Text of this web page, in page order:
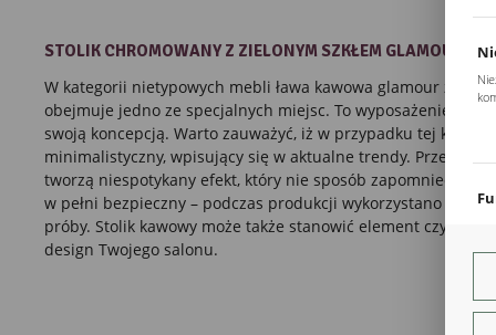
STOLIK CHROMOWANY Z ZIELONYM SZKŁEMGLAMOUR
W kategorii nietypowych mebli ława kawowa glamour z
obejmuje jedno ze specjalnych miejsc. To wyposażenie
swoją koncepcją. Warto zauważyć, iż w przypadku tej
minimalistyczny, wpisujący się w aktualne trendy.
tworzą niespotykany efekt, który nie sposób zapomnieć.
w pełni bezpieczny – podczas produkcji wykorzystano
próby. Stolik kawowy może także stanowić element czysto
design Twojego salonu.